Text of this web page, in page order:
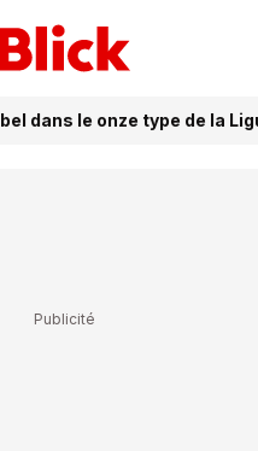
dans le onze type de la